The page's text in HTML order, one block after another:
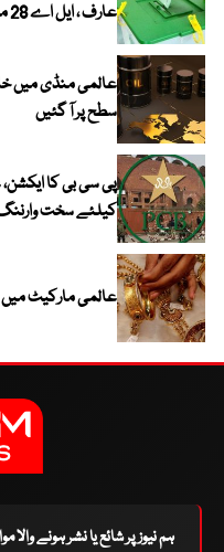
عارف ، ایل اے 28 میں پیپلز پارٹی کے بازل نقوی کامیاب
عالمی منڈی میں
سطح پر آ گئیں
پی سی بی کا
کیلئے سخت
عالمی مارکیٹ
ہم نیوز پر شائع یا نشر ہونے